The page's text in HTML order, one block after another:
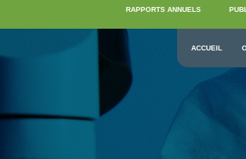
RAPPORTS ANNUELS
ACCUEIL